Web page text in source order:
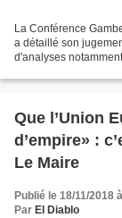
La Conférence
a détaillé son
d'analyses
Que l’Union
d’empire» :
Le Maire
Publié le 18/11/2018
Par El Diablo